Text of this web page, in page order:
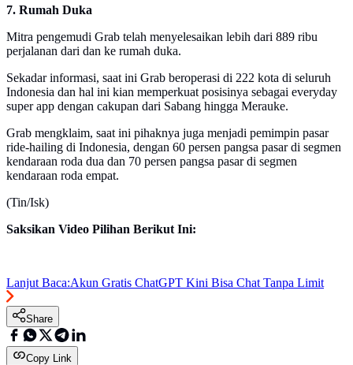
7. Rumah Duka
Mitra pengemudi Grab telah menyelesaikan lebih dari 889 ribu
perjalanan dari dan ke rumah duka.
Sekadar informasi, saat ini Grab beroperasi di 222 kota di seluruh
Indonesia dan hal ini kian memperkuat posisinya sebagai everyday
super app dengan cakupan dari Sabang hingga Merauke.
Grab mengklaim, saat ini pihaknya juga menjadi pemimpin pasar
ride-hailing di Indonesia, dengan 60 persen pangsa pasar di segmen
kendaraan roda dua dan 70 persen pangsa pasar di segmen
kendaraan roda empat.
(Tin/Isk)
Saksikan Video Pilihan Berikut Ini:
Lanjut Baca:Akun Gratis ChatGPT Kini Bisa Chat Tanpa Limit
Share
Copy Link